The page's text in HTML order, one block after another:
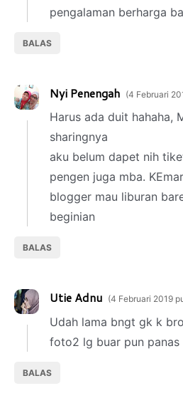
pengalaman berharga
BALAS
Nyi Penengah 4 Februari
Harus ada duit hahaha,
sharingnya
aku belum dapet nih
pengen juga mba.
blogger mau liburan
beginian
BALAS
Utie Adnu 4 Februari 2019
Udah lama bngt gk k
foto2 lg buar pun
BALAS